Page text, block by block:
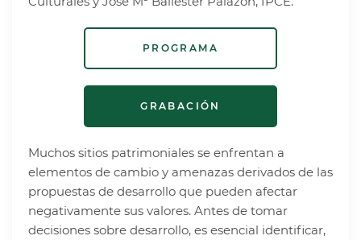
PROGRAMA
GRABACIÓN
Muchos sitios patrimoniales se enfrentan a
elementos de cambio y amenazas derivados de las
propuestas de desarrollo que pueden afectar
negativamente sus valores. Antes de tomar
decisiones sobre desarrollo, es esencial identificar,